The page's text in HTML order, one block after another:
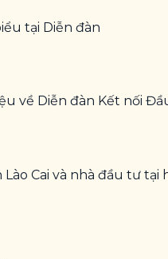
tại Diễn đàn
về Diễn đàn Kết nối
Cai và nhà đầu tư tại